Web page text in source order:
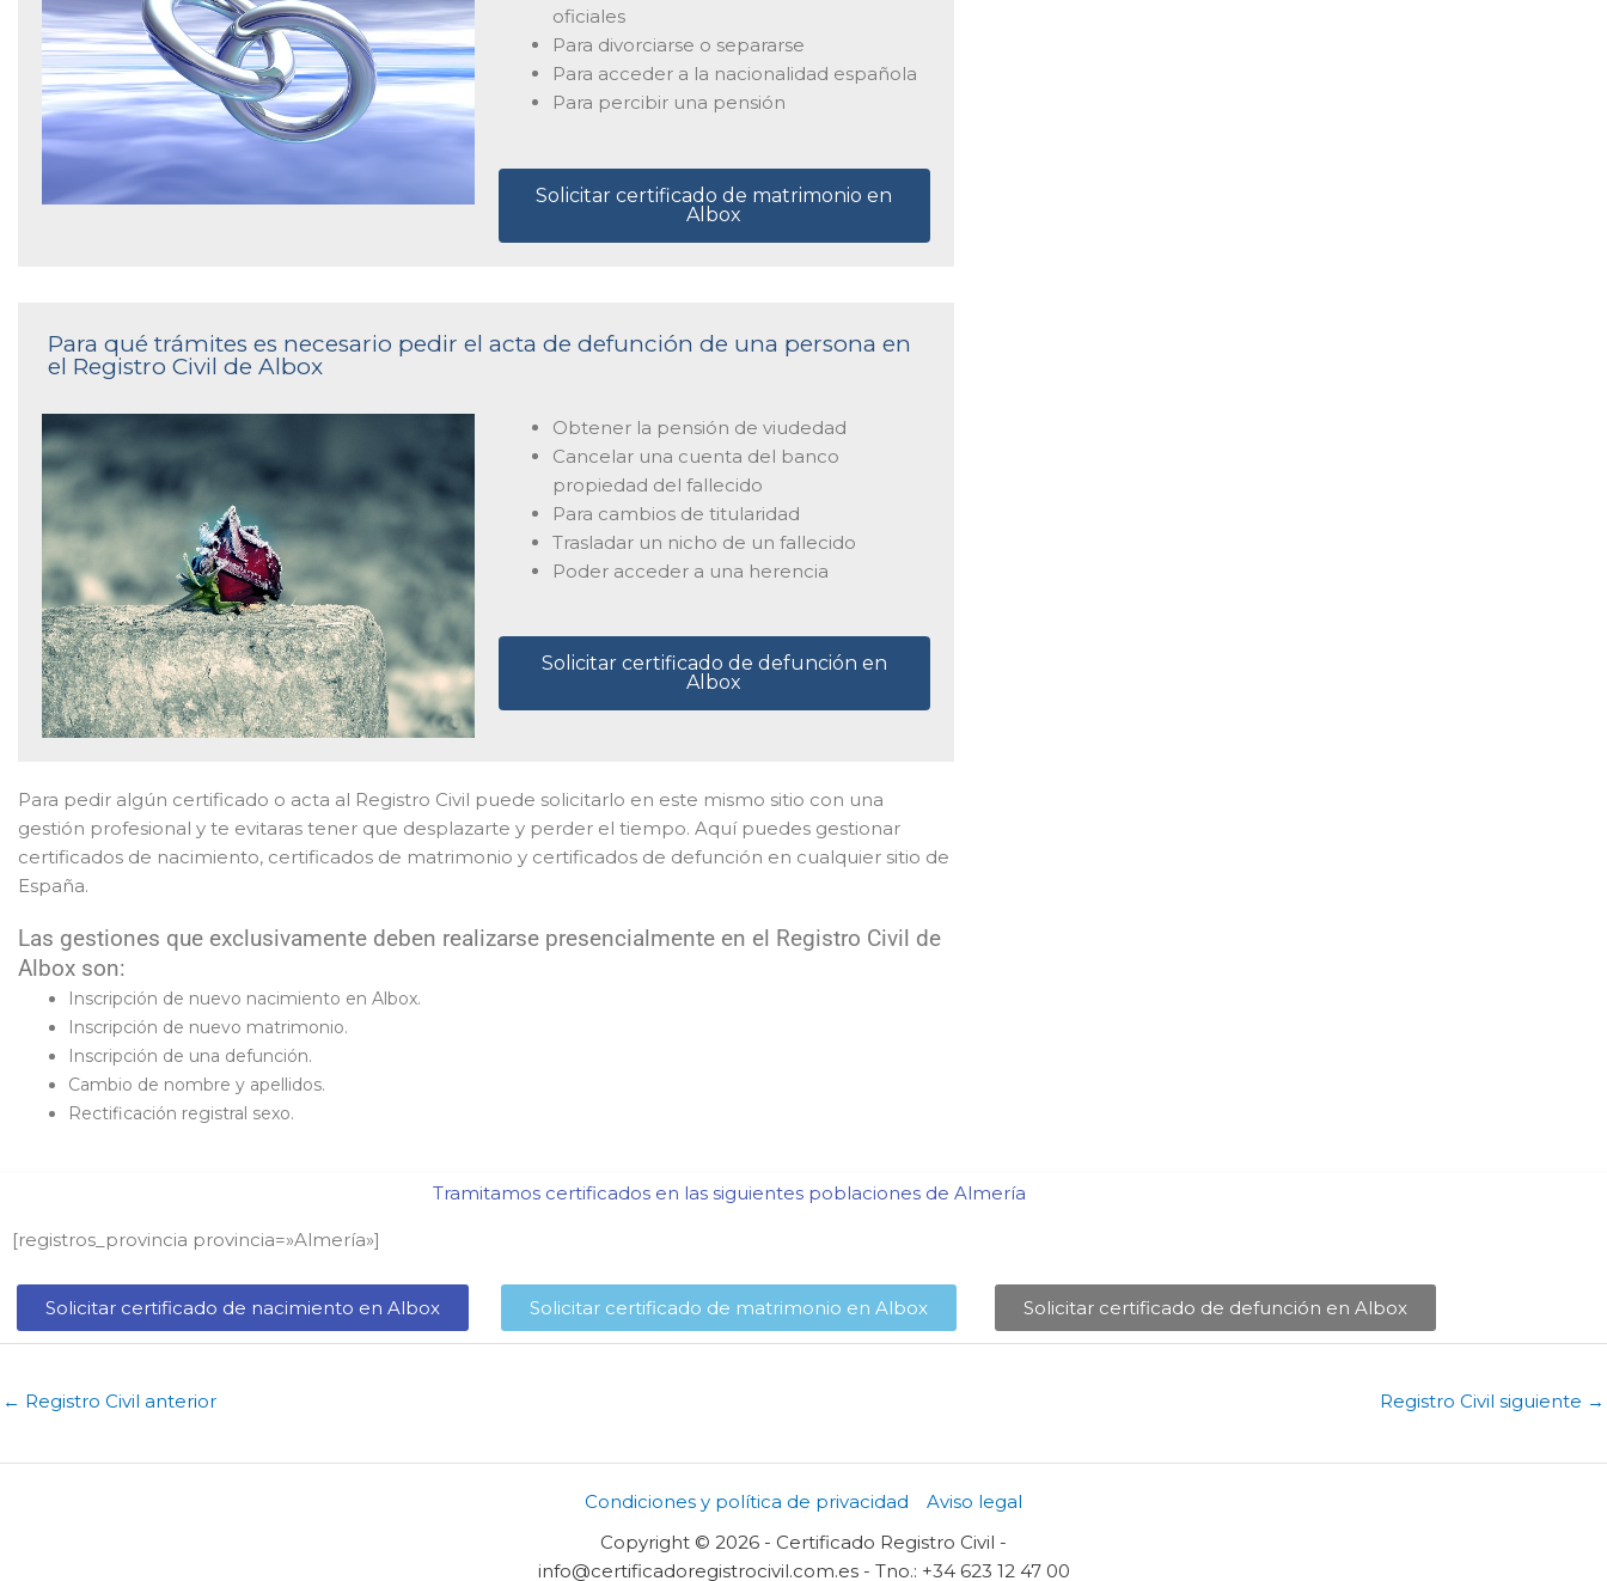
oficiales
Para divorciarse o separarse
Para acceder a la nacionalidad española
Para percibir una pensión
Solicitar certificado de matrimonio en
Albox
Para qué trámites es necesario pedir el acta de defunción de una persona en
el Registro Civil de Albox
Obtener la pensión de viudedad
Cancelar una cuenta del banco
propiedad del fallecido
Para cambios de titularidad
Trasladar un nicho de un fallecido
Poder acceder a una herencia
Solicitar certificado de defunción en
Albox
Para pedir algún certificado o acta al Registro Civil puede solicitarlo en este mismo sitio con una
gestión profesional y te evitaras tener que desplazarte y perder el tiempo. Aquí puedes gestionar
certificados de nacimiento, certificados de matrimonio y certificados de defunción en cualquier sitio de
España.
Las gestiones que exclusivamente deben realizarse presencialmente en el Registro Civil de
Albox son:
Inscripción de nuevo nacimiento en Albox.
Inscripción de nuevo matrimonio.
Inscripción de una defunción.
Cambio de nombre y apellidos.
Rectificación registral sexo.
Tramitamos certificados en las siguientes poblaciones de Almería​
[registros_provincia provincia=»Almería​»]
Solicitar certificado de nacimiento en Albox​ Solicitar certificado de matrimonio en Albox​ Solicitar certificado de defunción en Albox​
← Registro Civil anterior Registro Civil siguiente →
Condiciones y política de privacidad
Aviso legal
Copyright © 2026 - Certificado Registro Civil -
info@certificadoregistrocivil.com.es - Tno.: +34 623 12 47 00